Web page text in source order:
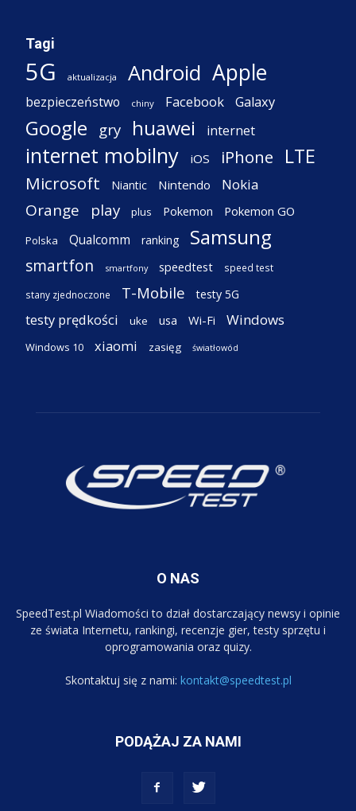
Tagi
5G aktualizacja Android Apple
bezpieczeństwo chiny Facebook Galaxy
Google gry huawei internet
internet mobilny iOS iPhone LTE
Microsoft Niantic Nintendo Nokia
Orange play plus Pokemon Pokemon GO
Polska Qualcomm ranking Samsung
smartfon smartfony speedtest speed test
stany zjednoczone T-Mobile testy 5G
testy prędkości uke usa Wi-Fi Windows
Windows 10 xiaomi zasięg światłowód
O NAS
SpeedTest.pl Wiadomości to dział dostarczający newsy i opinie
ze świata Internetu, rankingi, recenzje gier, testy sprzętu i
oprogramowania oraz quizy.
Skontaktuj się z nami: kontakt@speedtest.pl
PODĄŻAJ ZA NAMI